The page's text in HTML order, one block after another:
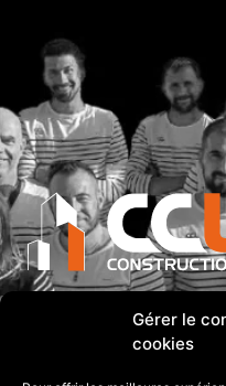
Gérer le
cookies
PA PIQUET SE
ETRELLES